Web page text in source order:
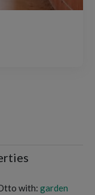
with: garden